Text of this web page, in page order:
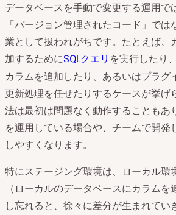
データベースを手動で変更する運用で
「バージョン管理されたコード」で
業として扱われがちです。たとえば、
加するためにSQLクエリ を実行したり、
カラムを追加したり、あるいはプラグ
更新処理を任せたりするケースが挙げ
法は最初は問題なく動作することもあ
を運用している場合や、チームで開発
しやすくなります。
特にステージング環境は、ローカル環
（ローカルのデータベースにカラム
し忘れると、徐々に差分が生まれてい